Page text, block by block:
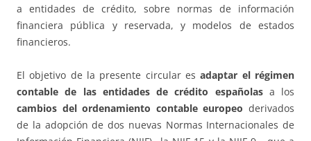
a entidades de crédito, sobre normas de información
financiera pública y reservada, y modelos de estados
financieros.
El objetivo de la presente circular esadaptar el régimen
contable de las entidades de crédito españolasa los
cambios del ordenamiento contable europeo derivados
de la adopción de dos nuevas Normas Internacionales de